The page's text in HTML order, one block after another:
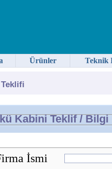
Kabini Teklif / Bilgi
İsmi
Ürünler Teknik